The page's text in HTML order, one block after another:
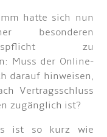
hatte sich nun
besonderen
zu
Muss der Online-
darauf hinweisen,
Vertragsschluss
zugänglich ist?
ist so kurz wie